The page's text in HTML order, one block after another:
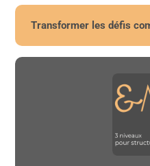
Transformer les défis